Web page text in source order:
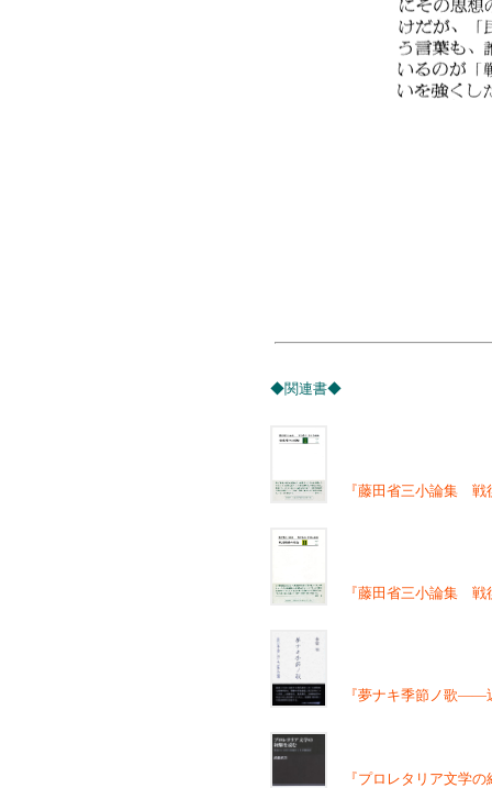
◆関連書◆
『藤田省三小論集 戦
『藤田省三小論集 戦
『夢ナキ季節ノ歌――
『プロレタリア文学の